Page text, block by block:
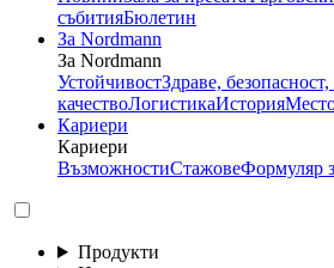
събитияБюлетин
За Nordmann
За Nordmann
УстойчивостЗдраве,
качествоЛогистикаИстория
Кариери
Кариери
ВъзможностиСтажовеФормуляр
Продукти